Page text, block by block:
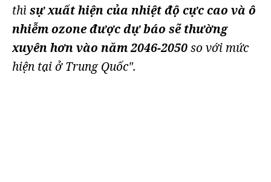
thìsự xuất hiện của nhiệt độ cực cao và ô
nhiễm ozone được dự báo sẽ thường
xuyên hơn vào năm 2046-2050so với mức
hiện tại ở Trung Quốc".